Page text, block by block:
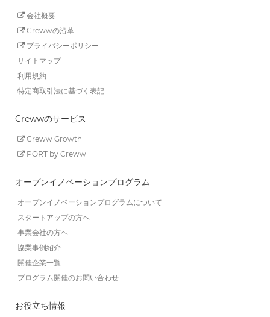
会社概要
Crewwの沿革
プライバシーポリシー
サイトマップ
利用規約
特定商取引法に基づく表記
Crewwのサービス
Creww Growth
PORT by Creww
オープンイノベーションプログラム
オープンイノベーションプログラムについて
スタートアップの方へ
事業会社の方へ
協業事例紹介
開催企業一覧
プログラム開催のお問い合わせ
お役立ち情報